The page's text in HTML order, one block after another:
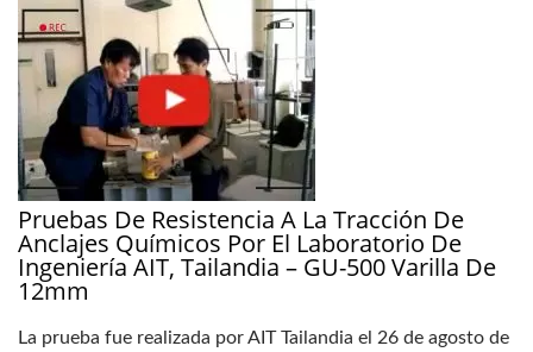
Pruebas De Resistencia A La Tracción De
Anclajes Químicos Por El Laboratorio De
Ingeniería AIT, Tailandia – GU-500 Varilla De
12mm
La prueba fue realizada por AIT Tailandia el 26 de agosto de